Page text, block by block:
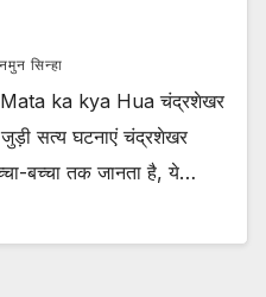
सिन्हा
ka kya Hua चंद्रशेखर
सत्य घटनाएं चंद्रशेखर
बच्चा तक जानता है, ये…